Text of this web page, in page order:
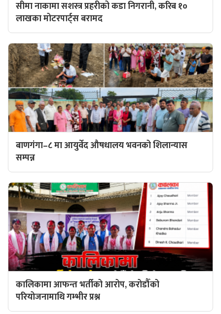
सीमा नाकामा सशस्त्र प्रहरीको कडा निगरानी, करिब १०
लाखका मोटरपार्ट्स बरामद
बाणगंगा–८ मा आयुर्वेद औषधालय भवनको शिलान्यास
सम्पन्न
कालिकामा आफन्त भर्तीको आरोप, करोडौँको
परियोजनामाथि गम्भीर प्रश्न